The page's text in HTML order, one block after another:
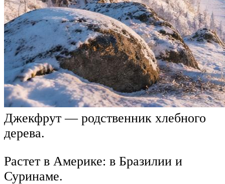
Джекфрут — родственник хлебного
дерева.
Растет в Америке: в Бразилии и
Суринаме.